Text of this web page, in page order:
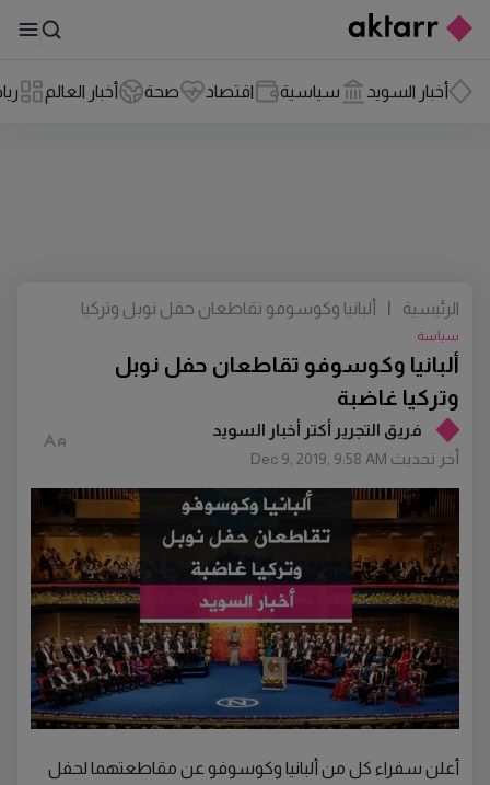
أخبار السويد سياسية اقتصاد صحة أخبار العالم
فريق التجرير أكتر أخبار السويد
أخر تحديث Dec 9, 2019, 9:58 AM
ألبانيا وكوسوفو تقاطعان حفل نوبل
وتركيا غاضبة
سياسة
الرئيسية
ألبانيا وكوسوفو تقاطعان حفل نوبل وتركيا
أعلن سفراء كل من ألبانيا وكوسوفو عن مقاطعتهما لحفل